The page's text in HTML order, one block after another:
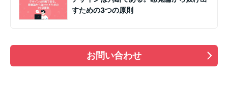
すための3つの原則
お問い合わせ